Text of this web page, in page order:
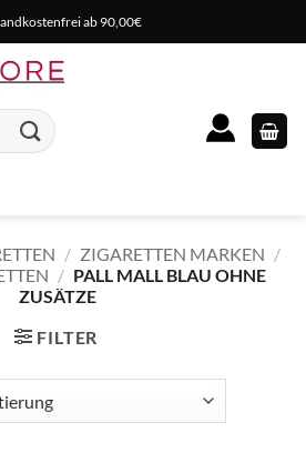
ab 90,00€
/ ZIGARETTEN MARKEN /
/ PALL MALL BLAU OHNE
ZUSÄTZE
FILTER